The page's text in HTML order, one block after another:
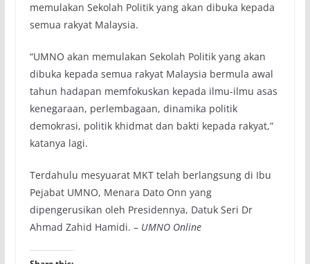
memulakan Sekolah Politik yang akan dibuka kepada
semua rakyat Malaysia.
“UMNO akan memulakan Sekolah Politik yang akan
dibuka kepada semua rakyat Malaysia bermula awal
tahun hadapan memfokuskan kepada ilmu-ilmu asas
kenegaraan, perlembagaan, dinamika politik
demokrasi, politik khidmat dan bakti kepada rakyat,”
katanya lagi.
Terdahulu mesyuarat MKT telah berlangsung di Ibu
Pejabat UMNO, Menara Dato Onn yang
dipengerusikan oleh Presidennya, Datuk Seri Dr
Ahmad Zahid Hamidi. – UMNO Online